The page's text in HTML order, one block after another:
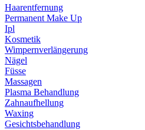
Haarentfernung
Permanent Make Up
Ipl
Kosmetik
Wimpernverlängerung
Nägel
Füsse
Massagen
Plasma Behandlung
Zahnaufhellung
Waxing
Gesichtsbehandlung